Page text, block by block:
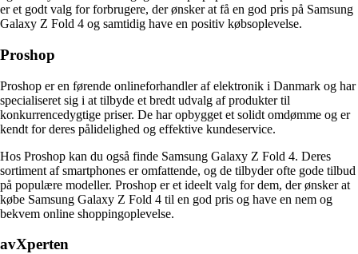
er et godt valg for forbrugere, der ønsker at få en god pris på Samsung
Galaxy Z Fold 4 og samtidig have en positiv købsoplevelse.
Proshop
Proshop er en førende onlineforhandler af elektronik i Danmark og har
specialiseret sig i at tilbyde et bredt udvalg af produkter til
konkurrencedygtige priser. De har opbygget et solidt omdømme og er
kendt for deres pålidelighed og effektive kundeservice.
Hos Proshop kan du også finde Samsung Galaxy Z Fold 4. Deres
sortiment af smartphones er omfattende, og de tilbyder ofte gode tilbud
på populære modeller. Proshop er et ideelt valg for dem, der ønsker at
købe Samsung Galaxy Z Fold 4 til en god pris og have en nem og
bekvem online shoppingoplevelse.
avXperten